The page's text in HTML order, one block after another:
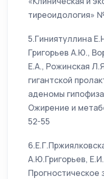
тиреоидология»
5.Гиниятуллина
Григорьев А.Ю.,
Е.А., Рожинская
гигантской
аденомы
Ожирение и
52-55
А.Ю.Григорьев,
Прогностическое